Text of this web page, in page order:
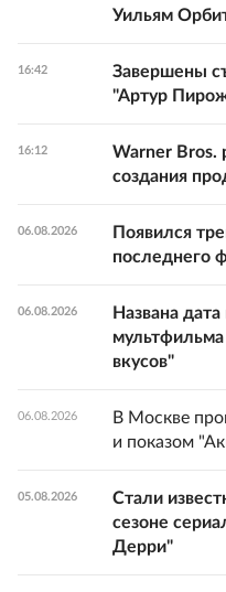
Уильям
16:42
Завершены
"Артур
16:12
Warner Bros.
создания
06.08.2026
Появился
последнего
06.08.2026
Названа
вкусов"
06.08.2026
В Москве
и показом
05.08.2026
Стали
сезоне
Дерри"